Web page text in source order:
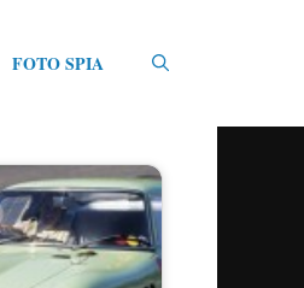
FOTO SPIA